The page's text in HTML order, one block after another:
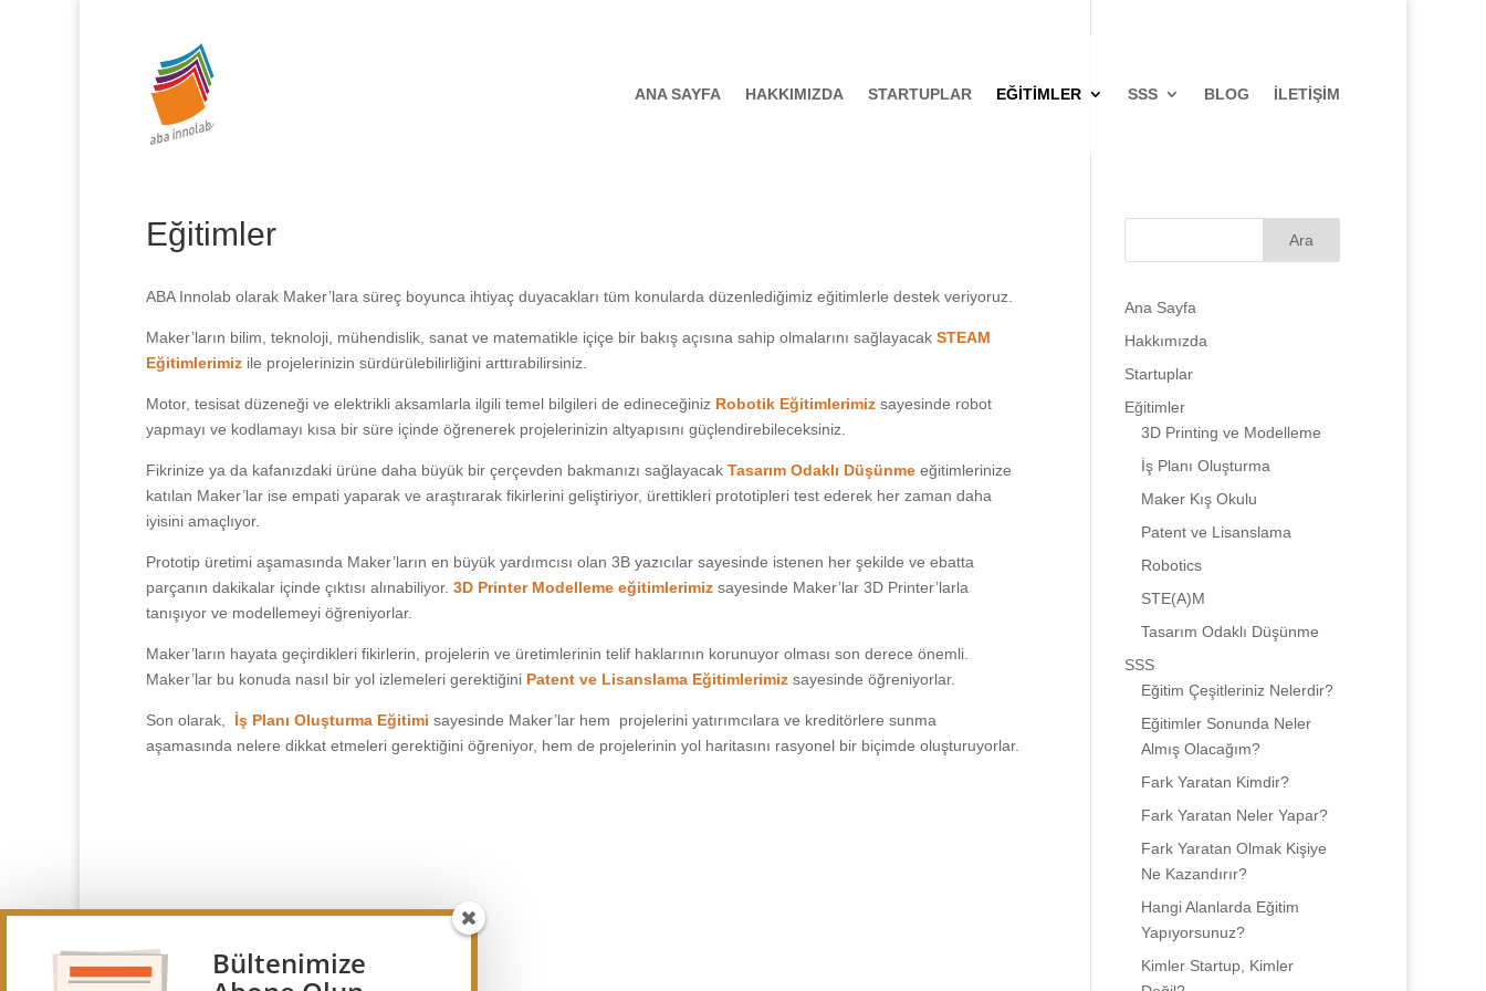
ANA SAYFA HAKKIMIZDA STARTUPLAR EĞITIMLER SSS BLOG İLETIŞIM
Eğitimler
ABA Innolab olarak Maker’lara süreç boyunca ihtiyaç duyacakları tüm konularda düzenlediğimiz eğitimlerle destek veriyoruz.
Maker’ların bilim, teknoloji, mühendislik, sanat ve matematikle içiçe bir bakış açısına sahip olmalarını sağlayacak STEAM
Eğitimlerimiz ile projelerinizin sürdürülebilirliğini arttırabilirsiniz.
Motor, tesisat düzeneği ve elektrikli aksamlarla ilgili temel bilgileri de edineceğiniz Robotik Eğitimlerimiz sayesinde robot
yapmayı ve kodlamayı kısa bir süre içinde öğrenerek projelerinizin altyapısını güçlendirebileceksiniz.
Fikrinize ya da kafanızdaki ürüne daha büyük bir çerçevden bakmanızı sağlayacak Tasarım Odaklı Düşünme eğitimlerinize
katılan Maker’lar ise empati yaparak ve araştırarak fikirlerini geliştiriyor, ürettikleri prototipleri test ederek her zaman daha
iyisini amaçlıyor.
Prototip üretimi aşamasında Maker’ların en büyük yardımcısı olan 3B yazıcılar sayesinde istenen her şekilde ve ebatta
parçanın dakikalar içinde çıktısı alınabiliyor. 3D Printer Modelleme eğitimlerimiz sayesinde Maker’lar 3D Printer’larla
tanışıyor ve modellemeyi öğreniyorlar.
Maker’ların hayata geçirdikleri fikirlerin, projelerin ve üretimlerinin telif haklarının korunuyor olması son derece önemli.
Maker’lar bu konuda nasıl bir yol izlemeleri gerektiğini Patent ve Lisanslama Eğitimlerimiz sayesinde öğreniyorlar.
Son olarak, İş Planı Oluşturma Eğitimi sayesinde Maker’lar hem projelerini yatırımcılara ve kreditörlere sunma
aşamasında nelere dikkat etmeleri gerektiğini öğreniyor, hem de projelerinin yol haritasını rasyonel bir biçimde oluşturuyorlar.
Ana Sayfa
Hakkımızda
Startuplar
Eğitimler
3D Printing ve Modelleme
İş Planı Oluşturma
Maker Kış Okulu
Patent ve Lisanslama
Robotics
STE(A)M
Tasarım Odaklı Düşünme
SSS
Eğitim Çeşitleriniz Nelerdir?
Eğitimler Sonunda Neler
Almış Olacağım?
Fark Yaratan Kimdir?
Fark Yaratan Neler Yapar?
Fark Yaratan Olmak Kişiye
Ne Kazandırır?
Hangi Alanlarda Eğitim
Yapıyorsunuz?
Kimler Startup, Kimler
Bültenimize